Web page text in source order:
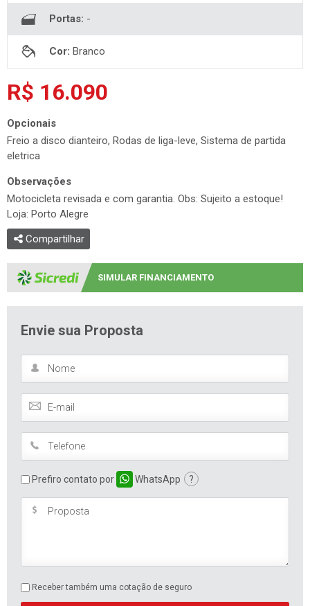
Portas: -
Cor: Branco
R$ 16.090
Opcionais
Freio a disco dianteiro, Rodas de liga-leve, Sistema de partida
eletrica
Observações
Motocicleta revisada e com garantia. Obs: Sujeito a estoque!
Loja: Porto Alegre
Compartilhar
SIMULAR FINANCIAMENTO
Envie sua Proposta
Prefiro contato por WhatsApp ?
Receber também uma cotação de seguro